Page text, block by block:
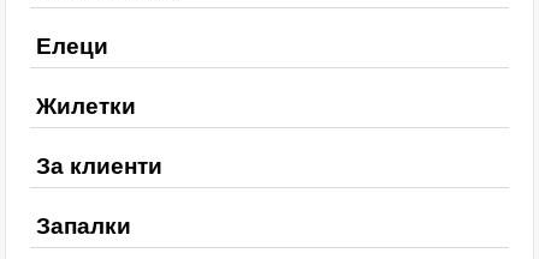
Елеци
Жилетки
За клиенти
Запалки